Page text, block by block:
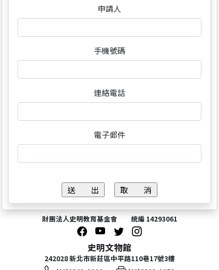
申請人
手機號碼
連絡電話
電子郵件
財團法人史明教育基金會 統編 14293061
史明文物館
242028 新北市新莊區中平路110巷17號3樓